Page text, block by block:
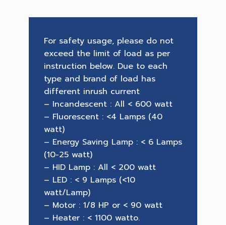
For safety usage, please do not
exceed the limit of load as per
instruction below. Due to each
type and brand of load has
different inrush current
– Incandescent : All < 600 watt
– Fluorescent : <4 Lamps (40
watt)
– Energy Saving Lamp : < 6 Lamps
(10-25 watt)
– HID Lamp : All < 200 watt
– LED : < 9 Lamps (<10
watt/Lamp)
– Motor : 1/8 HP or < 90 watt
– Heater : < 1100 watto.